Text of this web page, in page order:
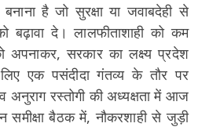
है जो सुरक्षा या जवाबदेही से
बढ़ावा दे। लालफीताशाही को कम
अपनाकर, सरकार का लक्ष्य प्रदेश
एक पसंदीदा गंतव्य के तौर पर
अनुराग रस्तोगी की अध्यक्षता में आज
समीक्षा बैठक में, नौकरशाही से जुड़ी